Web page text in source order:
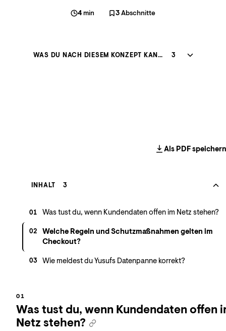
4min 3Abschnitte
WAS DU NACH DIESEM KONZEPT KANNST 3
Als PDF speichern
INHALT 3
01 Was tust du, wenn Kundendaten offen im Netz stehen?
02
Welche Regeln und Schutzmaßnahmen gelten im
Checkout?
03 Wie meldest du Yusufs Datenpanne korrekt?
Was tust du, wenn Kundendaten offen
Netz stehen?